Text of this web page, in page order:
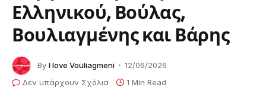
Ελληνικού, Βούλας,
Βουλιαγμένης και Βάρης
By I love Vouliagmeni
12/06/2026
Δεν υπάρχουν Σχόλια
1 Min Read